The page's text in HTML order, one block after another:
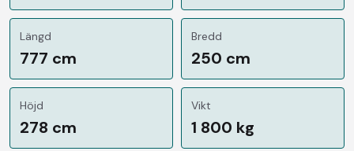
Längd
777 cm
Bredd
250 cm
Höjd
278 cm
Vikt
1 800 kg